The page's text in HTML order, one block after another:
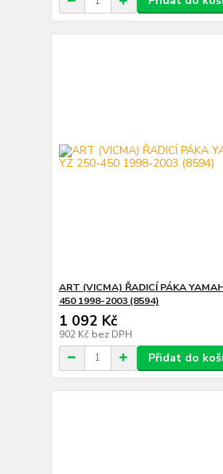
ART (VICMA) ŘADICÍ PÁKA
450 1998-2003 (8594)
1 092 Kč
902 Kč bez DPH
Přidat do